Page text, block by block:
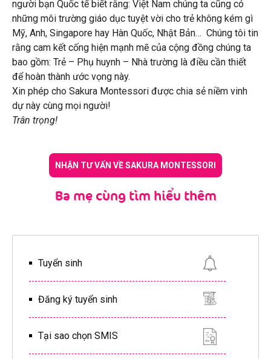
người bạn Quốc tế biết rằng: Việt Nam chúng ta cũng có
những môi trường giáo dục tuyệt vời cho trẻ không kém gì
Mỹ, Anh, Singapore hay Hàn Quốc, Nhật Bản… Chúng tôi tin
rằng cam kết cống hiện mạnh mẽ của cộng đồng chúng ta
bao gồm: Trẻ – Phụ huynh – Nhà trường là điều cần thiết
để hoàn thành ước vọng này.
Xin phép cho Sakura Montessori được chia sẻ niềm vinh
dự này cùng mọi người!
Trân trọng!
NHẬN TƯ VẤN VỀ SAKURA MONTESSORI
Ba mẹ cùng tìm hiểu thêm
Tuyển sinh
Đăng ký tuyển sinh
Tại sao chọn SMIS